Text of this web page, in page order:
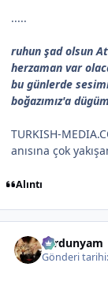
.....
ruhun şad olsun
herzaman var
bu günlerde
boğazımız'a
TURKISH-
anısına çok
Alıntı
sardunyam
Gönderi